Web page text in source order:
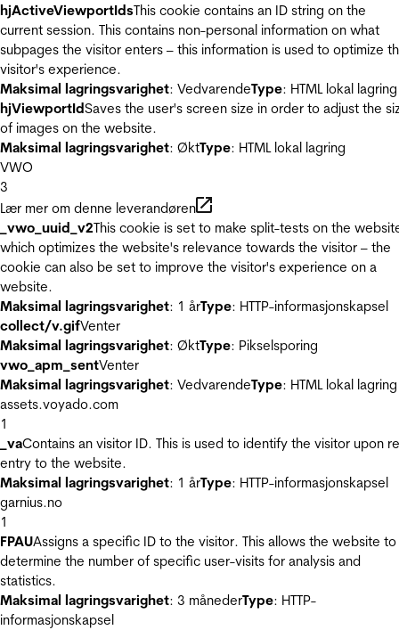
hjActiveViewportIdsThis cookie contains an ID string on the
current session. This contains non-personal information on what
subpages the visitor enters – this information is used to optimize
visitor's experience.
Maksimal lagringsvarighet: VedvarendeType: HTML lokal lagring
hjViewportIdSaves the user's screen size in order to adjust the
of images on the website.
Maksimal lagringsvarighet: ØktType: HTML lokal lagring
VWO
3
Lær mer om denne leverandøren
_vwo_uuid_v2This cookie is set to make split-tests on the
which optimizes the website's relevance towards the visitor – the
cookie can also be set to improve the visitor's experience on a
website.
Maksimal lagringsvarighet: 1 årType: HTTP-informasjonskapsel
collect/v.gifVenter
Maksimal lagringsvarighet: ØktType: Pikselsporing
vwo_apm_sentVenter
Maksimal lagringsvarighet: VedvarendeType: HTML lokal lagring
assets.voyado.com
1
_vaContains an visitor ID. This is used to identify the visitor upon
entry to the website.
Maksimal lagringsvarighet: 1 årType: HTTP-informasjonskapsel
garnius.no
1
FPAUAssigns a specific ID to the visitor. This allows the website to
determine the number of specific user-visits for analysis and
statistics.
Maksimal lagringsvarighet: 3 månederType: HTTP-
informasjonskapsel